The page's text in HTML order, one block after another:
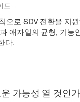
드
으로 SDV 전환을 지
애자일의 균형, 기능
다.
가능성 열 것인